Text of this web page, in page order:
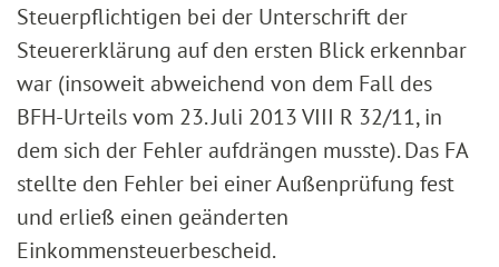
Steuerpflichtigen bei der Unterschrift der
Steuererklärung auf den ersten Blick erkennbar
war (insoweit abweichend von dem Fall des
BFH-Urteils vom 23. Juli 2013 VIII R 32/11, in
dem sich der Fehler aufdrängen musste). Das FA
stellte den Fehler bei einer Außenprüfung fest
und erließ einen geänderten
Einkommensteuerbescheid.